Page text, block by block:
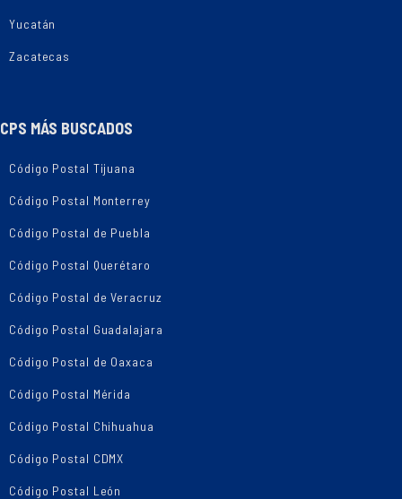
Yucatán
Zacatecas
CPS MÁS BUSCADOS
Código Postal Tijuana
Código Postal Monterrey
Código Postal de Puebla
Código Postal Querétaro
Código Postal de Veracruz
Código Postal Guadalajara
Código Postal de Oaxaca
Código Postal Mérida
Código Postal Chihuahua
Código Postal CDMX
Código Postal León